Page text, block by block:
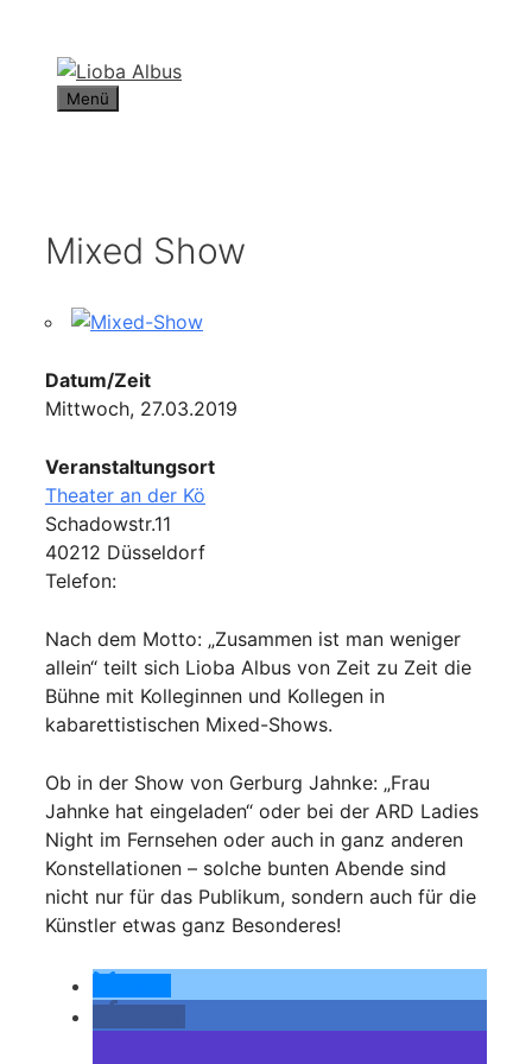
springen
Menü
Mixed Show
Datum/Zeit
Mittwoch, 27.03.2019
Veranstaltungsort
Theater an der Kö
Schadowstr.11
40212 Düsseldorf
Telefon:
Nach dem Motto: „Zusammen ist man weniger
allein“ teilt sich Lioba Albus von Zeit zu Zeit die
Bühne mit Kolleginnen und Kollegen in
kabarettistischen Mixed-Shows.
Ob in der Show von Gerburg Jahnke: „Frau
Jahnke hat eingeladen“ oder bei der ARD Ladies
Night im Fernsehen oder auch in ganz anderen
Konstellationen – solche bunten Abende sind
nicht nur für das Publikum, sondern auch für die
Künstler etwas ganz Besonderes!